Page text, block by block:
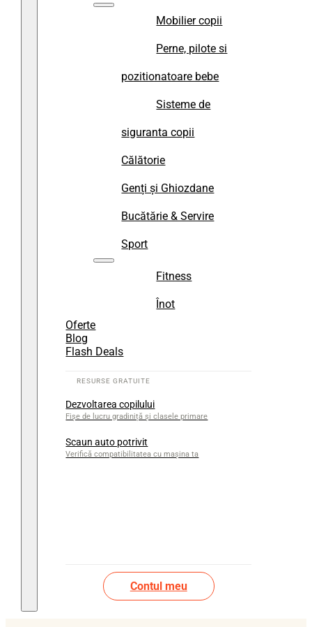
Mobilier copii
Perne, pilote si
pozitionatoare bebe
Sisteme de
siguranta copii
Călătorie
Genți și Ghiozdane
Bucătărie & Servire
Sport
Fitness
Înot
Oferte
Blog
Flash Deals
Dezvoltarea copilului
Fișe de lucru gradiniță și clasele primare
Scaun auto potrivit
Verifică compatibilitatea cu mașina ta
Contul meu